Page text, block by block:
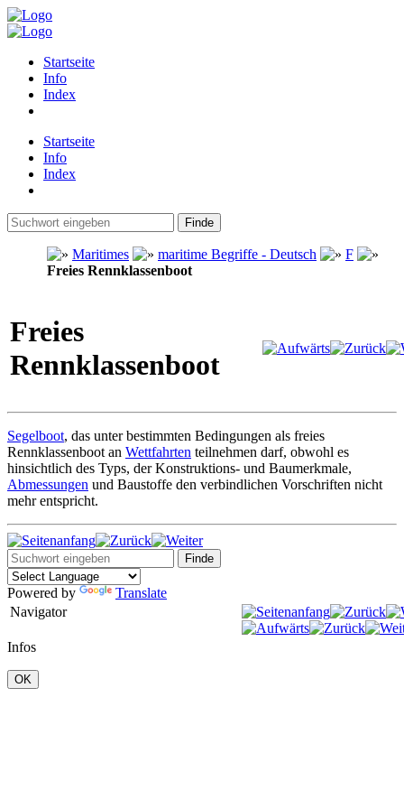
Startseite
Info
Index
Startseite
Info
Index
Maritimes maritime Begriffe - Deutsch
F
Freies Rennklassenboot
Freies
Rennklassenboot
Segelboot, das unter bestimmten Bedingungen als freies
Rennklassenboot an Wettfahrten teilnehmen darf, obwohl es
hinsichtlich des Typs, der Konstruktions- und Baumerkmale,
Abmessungen und Baustoffe den verbindlichen Vorschriften nicht
mehr entspricht.
Powered by
Translate
Navigator
Infos
OK